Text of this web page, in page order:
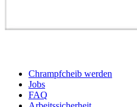
Chrampfcheib werden
Jobs
FAQ